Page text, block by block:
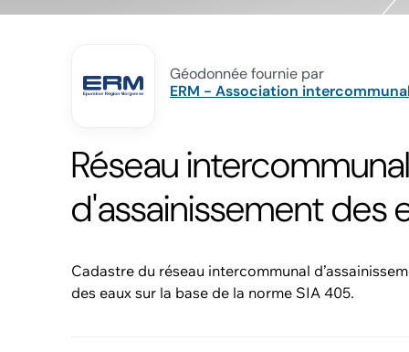
Géodonnée fournie par
ERM - Association
Réseau intercommunal
d'assainissement des
Cadastre du réseau intercommunal
des eaux sur la base de la norme SIA 405.